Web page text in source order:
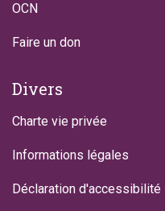
OCN
Faire un don
Divers
Charte vie privée
Informations légales
Déclaration d'accessibilité